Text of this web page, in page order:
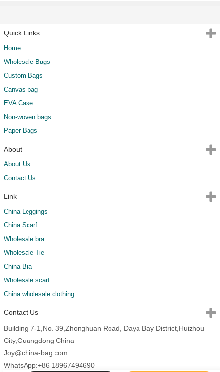
Quick Links
Home
Wholesale Bags
Custom Bags
Canvas bag
EVA Case
Non-woven bags
Paper Bags
About
About Us
Contact Us
Link
China Leggings
China Scarf
Wholesale bra
Wholesale Tie
China Bra
Wholesale scarf
China wholesale clothing
Contact Us
Building 7-1,No. 39,Zhonghuan Road, Daya Bay District,Huizhou
City,Guangdong,China
Joy@china-bag.com
WhatsApp:+86 18967494690